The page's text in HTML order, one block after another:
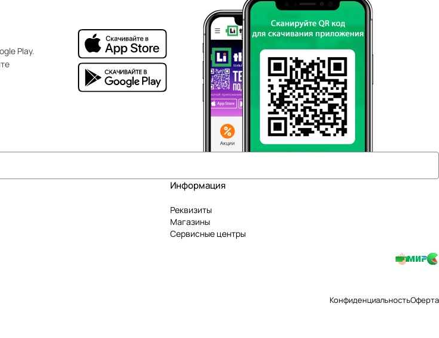
Play.
Информация
Реквизиты
Магазины
Сервисные центры
КонфиденциальностьОферта